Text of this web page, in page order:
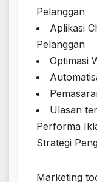
Pelanggan
Aplikasi
Pelanggan
Optimasi
Ulasan
Performa
Strategi
Marketing